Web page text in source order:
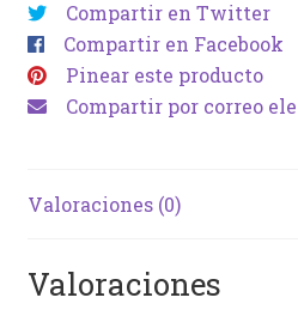
Compartir en Twitter
Compartir en Facebook
Pinear este producto
Compartir por correo
Valoraciones (0)
Valoraciones